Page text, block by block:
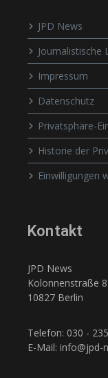
JPD News
Journalistische
Impressum
Datenschutz
Privatsphäre-
Historie der
Einwilligungen
Kontakt
JPD News
Kolonnenstraße 8
10827 Berlin
Telefon: 030 -
E-Mail: info@jpd-